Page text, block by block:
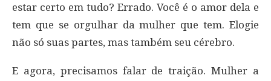
estar certo em tudo? Errado. Você é o amor dela e
tem que se orgulhar da mulher que tem. Elogie
não só suas partes, mas também seu cérebro.
E agora, precisamos falar de traição. Mulher a